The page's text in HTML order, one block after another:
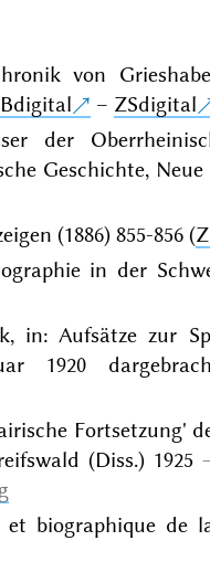
von
– ZSdigital
der
Geschichte, Neue
(1886) 855-856 (
in der
in: Aufsätze zur
1920
Fortsetzung'
(Diss.) 1925
biographique de